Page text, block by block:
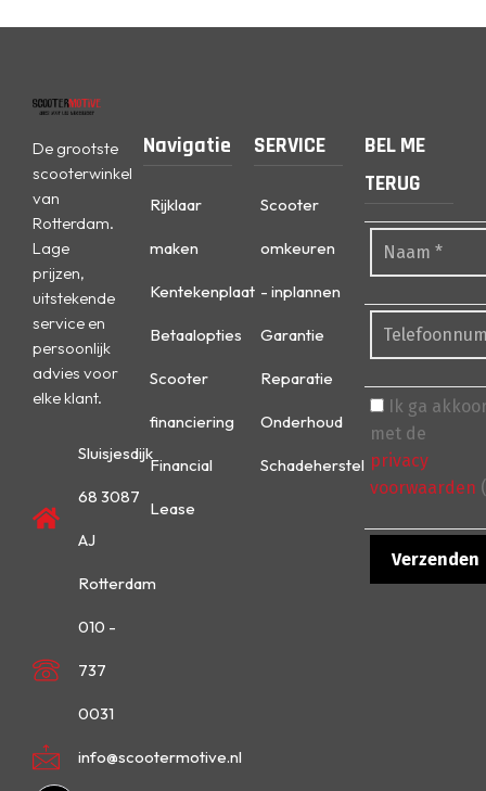
De grootste
scooterwinkel
van
Rotterdam.
Lage
prijzen,
uitstekende
service en
persoonlijk
advies voor
elke klant.
Sluisjesdijk
68 3087
AJ
Rotterdam
010 -
737
0031
info@scootermotive.nl
Navigatie
Rijklaar
maken
Kentekenplaat
Betaalopties
Scooter
financiering
Financial
Lease
SERVICE
Scooter
omkeuren
- inplannen
Garantie
Reparatie
Onderhoud
Schadeherstel
BEL ME
TERUG
Ik ga
met de
privacy
voorwaarden